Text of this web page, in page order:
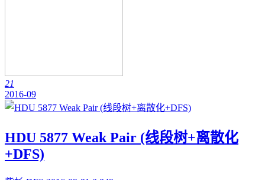
21
2016-09
HDU 5877 Weak Pair (线段树+离散化
+DFS)